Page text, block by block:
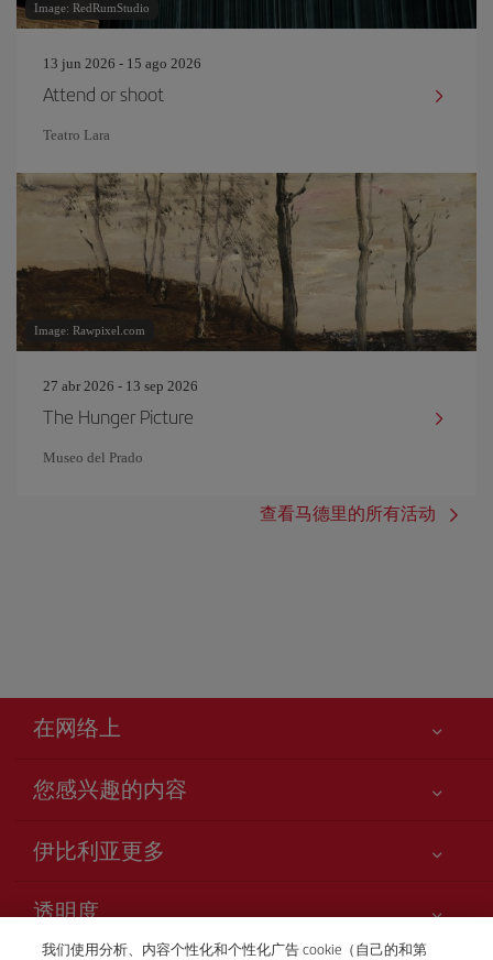
Image: RedRumStudio
13 jun 2026 - 15 ago 2026
Attend or shoot
Teatro Lara
Image: Rawpixel.com
27 abr 2026 - 13 sep 2026
The Hunger Picture
Museo del Prado
查看马德里的所有活动
在网络上
您感兴趣的内容
网站访问声明
服务承诺
伊比利亚更多
透明度
法律信息
我们使用分析、内容个性化和个性化广告 cookie（自己的和第